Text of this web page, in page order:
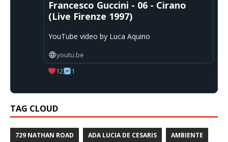
Francesco Guccini - 06 - Cirano
(Live Firenze 1997)
YouTube video by Luca Aquino
youtu.be
12
1
TAG CLOUD
729 NATHAN ROAD ADA LUCIA DE CESARIS AMBIENTE